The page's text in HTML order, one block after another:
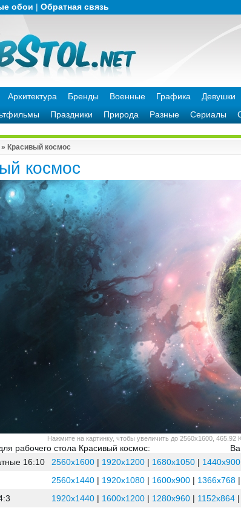
обои | Обратная связь
Архитектура Бренды Военные Графика Девушки
Праздники Природа Разные Сериалы
» Красивый космос
космос
Нажмите на картинку, чтобы увеличить до 2560x1600, 465.92
рабочего стола Красивый космос:
16:10
2560x1600 | 1920x1200 | 1680x1050 | 1440x900
2560x1440 | 1920x1080 | 1600x900 | 1366x768 |
1920x1440 | 1600x1200 | 1280x960 | 1152x864 |